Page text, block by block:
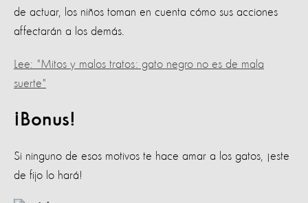
de actuar, los niños toman en cuenta cómo sus acciones
affectarán a los demás.
Lee: "Mitos y malos tratos: gato negro no es de mala
suerte"
¡Bonus!
Si ninguno de esos motivos te hace amar a los gatos, ¡este
de fijo lo hará!